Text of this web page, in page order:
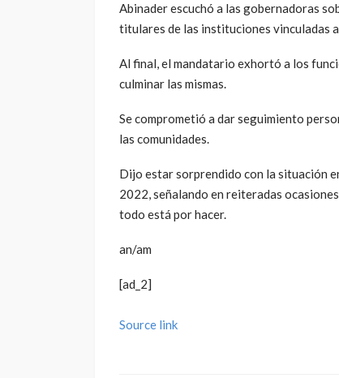
Abinader escuchó a las gobernadoras
titulares de las instituciones vinculadas
Al final, el mandatario exhortó a los
culminar las mismas.
Se comprometió a dar seguimiento
las comunidades.
Dijo estar sorprendido con la situación
2022, señalando en reiteradas
todo está por hacer.
an/am
[ad_2]
Source link